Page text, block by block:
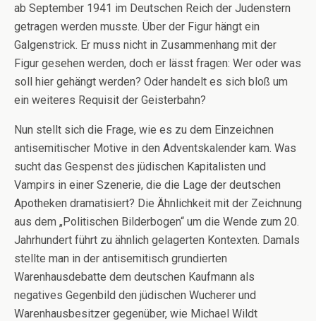
ab September 1941 im Deutschen Reich der Judenstern
getragen werden musste. Über der Figur hängt ein
Galgenstrick. Er muss nicht in Zusammenhang mit der
Figur gesehen werden, doch er lässt fragen: Wer oder was
soll hier gehängt werden? Oder handelt es sich bloß um
ein weiteres Requisit der Geisterbahn?
Nun stellt sich die Frage, wie es zu dem Einzeichnen
antisemitischer Motive in den Adventskalender kam. Was
sucht das Gespenst des jüdischen Kapitalisten und
Vampirs in einer Szenerie, die die Lage der deutschen
Apotheken dramatisiert? Die Ähnlichkeit mit der Zeichnung
aus dem „Politischen Bilderbogen“ um die Wende zum 20.
Jahrhundert führt zu ähnlich gelagerten Kontexten. Damals
stellte man in der antisemitisch grundierten
Warenhausdebatte dem deutschen Kaufmann als
negatives Gegenbild den jüdischen Wucherer und
Warenhausbesitzer gegenüber, wie Michael Wildt